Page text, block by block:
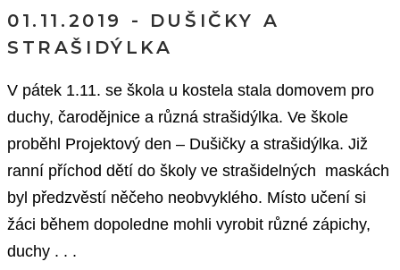
01.11.2019 - DUŠIČKY A
STRAŠIDÝLKA
V pátek 1.11. se škola u kostela stala domovem pro
duchy, čarodějnice a různá strašidýlka. Ve škole
proběhl Projektový den – Dušičky a strašidýlka. Již
ranní příchod dětí do školy ve strašidelných maskách
byl předzvěstí něčeho neobvyklého. Místo učení si
žáci během dopoledne mohli vyrobit různé zápichy,
duchy . . .